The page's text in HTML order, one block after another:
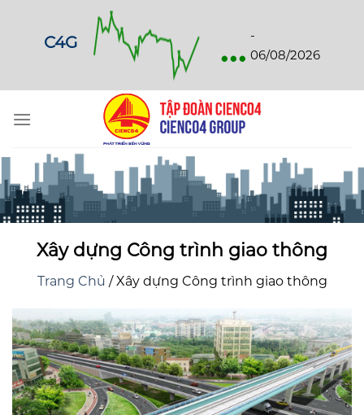
C4G ... -
06/08/2026
Xây dựng Công trình giao thông
Trang Chủ /Xây dựng Công trình giao thông